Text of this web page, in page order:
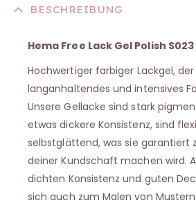
BESCHREIBUNG
Hema Free Lack Gel Polish
Hochwertiger farbiger Lackgel,
langanhaltendes und intensives
Unsere Gellacke sind stark
etwas dickere Konsistenz, sind
selbstglättend, was sie garantiert
deiner Kundschaft machen wird.
dichten Konsistenz und guten
sich auch zum Malen von Mustern.